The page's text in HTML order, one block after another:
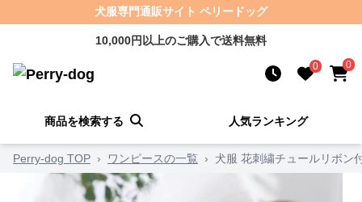
犬服専門通販サイト ペリードッグ
10,000円以上のご購入で送料無料
0 0
商品を検索する 人気ランキング
Perry-dog TOP › ワンピースの一覧 › 犬服 花刺繍チュールリボン